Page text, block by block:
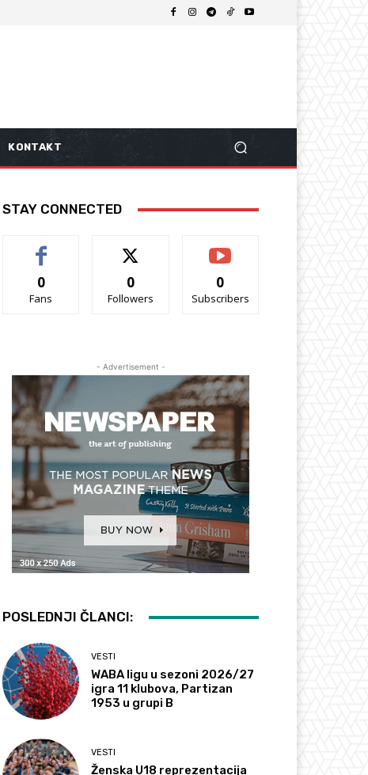
KONTAKT
STAY CONNECTED
0
Fans
0
Followers
0
Subscribers
- Advertisement -
POSLEDNJI ČLANCI:
VESTI
WABA ligu u sezoni 2026/27
igra 11 klubova, Partizan
1953 u grupi B
VESTI
Ženska U18 reprezentacija